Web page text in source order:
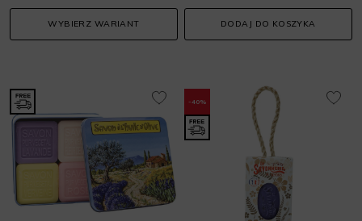
WYBIERZ WARIANT DODAJ DO KOSZYKA
-40%